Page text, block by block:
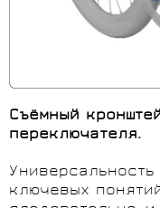
Съёмный
переключателя.
ключевых